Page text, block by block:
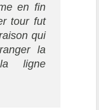
en fin
tour fut
qui
la
ligne